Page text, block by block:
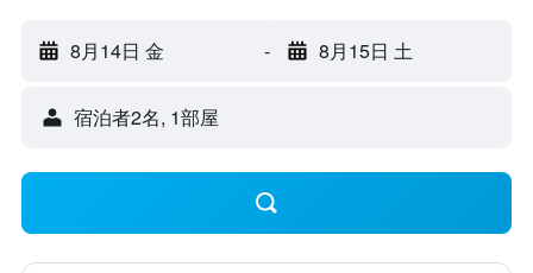
8月14日 金 - 8月15日 土
宿泊者2名, 1​部屋